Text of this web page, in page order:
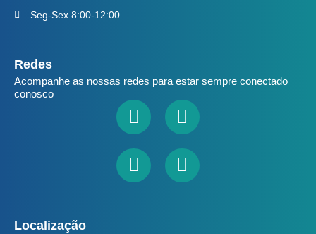
Seg-Sex 8:00-12:00
Redes
Acompanhe as nossas redes para estar sempre conectado
conosco
FacebookLinkedin
YoutubeInstagram
Localização